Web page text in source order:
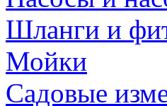
Шланги и
Мойки
Садовые